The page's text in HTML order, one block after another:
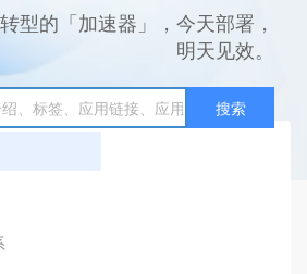
的「加速器」，今天部署，
明天见效。
搜索